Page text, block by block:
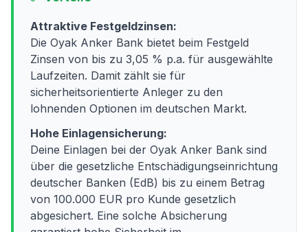
Attraktive Festgeldzinsen:
Die Oyak Anker Bank bietet beim Festgeld
Zinsen von bis zu 3,05 % p.a. für ausgewählte
Laufzeiten. Damit zählt sie für
sicherheitsorientierte Anleger zu den
lohnenden Optionen im deutschen Markt.
Hohe Einlagensicherung:
Deine Einlagen bei der Oyak Anker Bank sind
über die gesetzliche Entschädigungseinrichtung
deutscher Banken (EdB) bis zu einem Betrag
von 100.000 EUR pro Kunde gesetzlich
abgesichert. Eine solche Absicherung